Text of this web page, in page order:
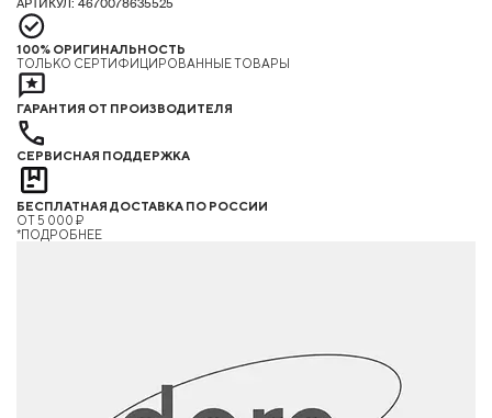
АРТИКУЛ: 4670078635525
100% ОРИГИНАЛЬНОСТЬ
ТОЛЬКО СЕРТИФИЦИРОВАННЫЕ ТОВАРЫ
ГАРАНТИЯ ОТ ПРОИЗВОДИТЕЛЯ
СЕРВИСНАЯ ПОДДЕРЖКА
БЕСПЛАТНАЯ ДОСТАВКА ПО РОССИИ
ОТ 5 000 ₽
*ПОДРОБНЕЕ